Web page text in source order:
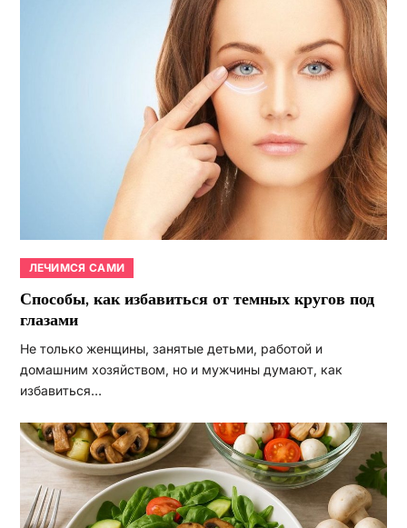
ЛЕЧИМСЯ САМИ
Способы, как избавиться от темных кругов под
глазами
Не только женщины, занятые детьми, работой и
домашним хозяйством, но и мужчины думают, как
избавиться…